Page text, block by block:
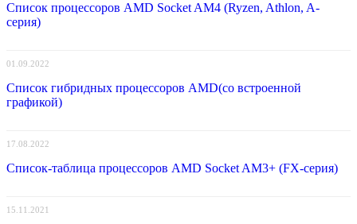
Список процессоров AMD Socket AM4 (Ryzen, Athlon, A-
серия)
01.09.2022
Список гибридных процессоров AMD(со встроенной
графикой)
17.08.2022
Список-таблица процессоров AMD Socket AM3+ (FX-серия)
15.11.2021